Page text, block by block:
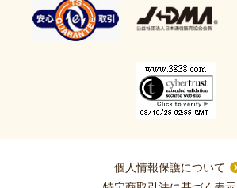
個人情報保護について